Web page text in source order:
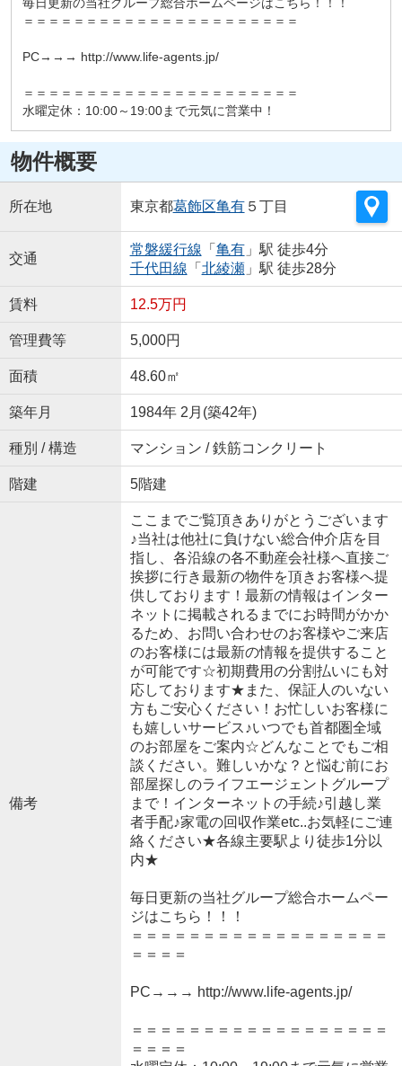
＝＝＝＝＝＝＝＝＝＝＝＝＝＝＝＝＝＝＝＝＝＝
PC→→→ http://www.life-agents.jp/
＝＝＝＝＝＝＝＝＝＝＝＝＝＝＝＝＝＝＝＝＝＝
水曜定休：10:00～19:00まで元気に営業中！
物件概要
所在地 東京都葛飾区亀有５丁目
交通
常磐緩行線 「 亀有」駅 徒歩4分
千代田線 「 北綾瀬」駅 徒歩28分
賃料 12.5万円
管理費等 5,000円
面積 48.60㎡
築年月 1984年 2月(築42年)
種別 / 構造 マンション / 鉄筋コンクリート
階建 5階建
備考
ここまでご覧頂きありがとうございます
♪当社は他社に負けない総合仲介店を目
指し、各沿線の各不動産会社様へ直接ご
挨拶に行き最新の物件を頂きお客様へ提
供しております！最新の情報はインター
ネットに掲載されるまでにお時間がかか
るため、お問い合わせのお客様やご来店
のお客様には最新の情報を提供すること
が可能です☆初期費用の分割払いにも対
応しております★また、保証人のいない
方もご安心ください！お忙しいお客様に
も嬉しいサービス♪いつでも首都圏全域
のお部屋をご案内☆どんなことでもご相
談ください。難しいかな？と悩む前にお
部屋探しのライフエージェントグループ
まで！インターネットの手続♪引越し業
者手配♪家電の回収作業etc..お気軽にご連
絡ください★各線主要駅より徒歩1分以
内★
毎日更新の当社グループ総合ホームペー
ジはこちら！！！
＝＝＝＝＝＝＝＝＝＝＝＝＝＝＝＝＝＝
＝＝＝＝
PC→→→ http://www.life-agents.jp/
＝＝＝＝＝＝＝＝＝＝＝＝＝＝＝＝＝＝
＝＝＝＝